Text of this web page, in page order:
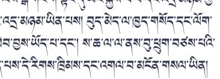
བུད་མེད་ལ་ཁྱད་གསོད་དང་ལོག་
ས་ཆ་ལ་ལ་ནས་བུ་ཕྲུག་བཙས་པའི་